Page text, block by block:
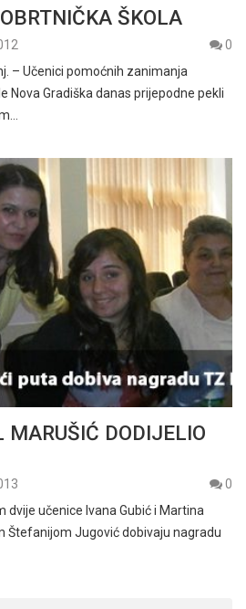
ŠKOLA
0
– Učenici pomoćnih zanimanja
Nova Gradiška danas prijepodne pekli
MARUŠIĆ DODIJELIO
0
dvije učenice Ivana Gubić i Martina
Štefanijom Jugović dobivaju nagradu